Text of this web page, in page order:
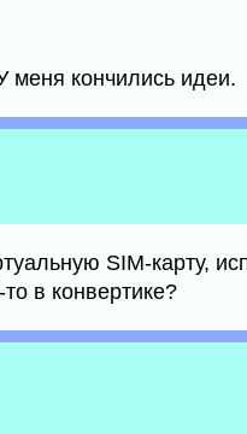
меня кончились идеи.
SIM-карту,
в конвертике?